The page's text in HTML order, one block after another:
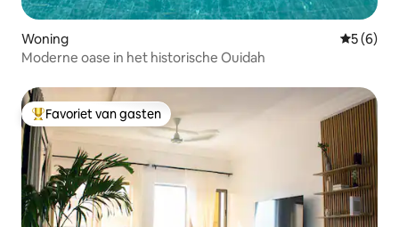
Woning
5 (6)
Moderne oase in het historische Ouidah
Topfavoriet van gasten
Favoriet van gasten